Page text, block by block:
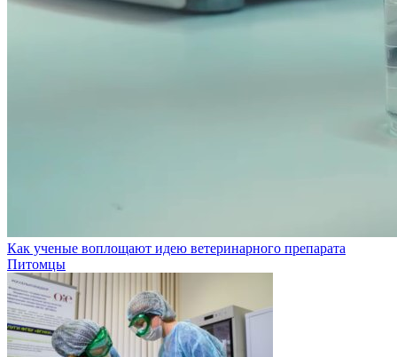
Как ученые воплощают идею ветеринарного препарата
Питомцы